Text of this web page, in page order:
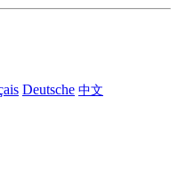
Deutsche 中文